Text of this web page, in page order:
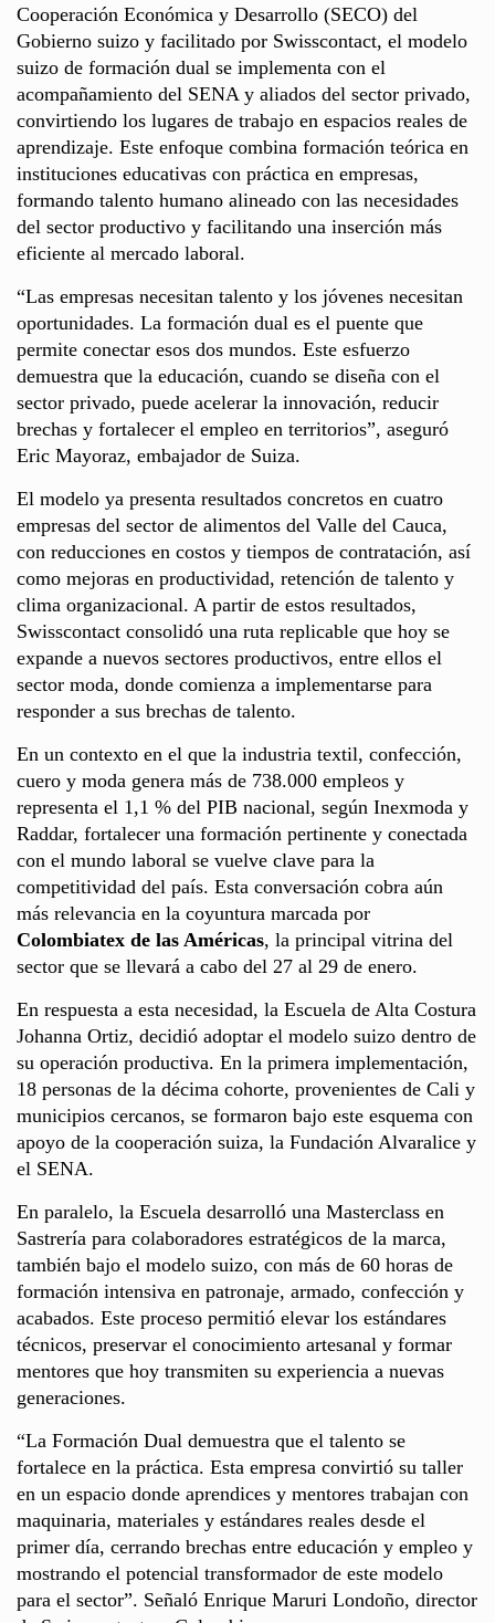
Cooperación Económica y Desarrollo (SECO) del
Gobierno suizo y facilitado por Swisscontact, el modelo
suizo de formación dual se implementa con el
acompañamiento del SENA y aliados del sector privado,
convirtiendo los lugares de trabajo en espacios reales de
aprendizaje. Este enfoque combina formación teórica en
instituciones educativas con práctica en empresas,
formando talento humano alineado con las necesidades
del sector productivo y facilitando una inserción más
eficiente al mercado laboral.
“Las empresas necesitan talento y los jóvenes necesitan
oportunidades. La formación dual es el puente que
permite conectar esos dos mundos. Este esfuerzo
demuestra que la educación, cuando se diseña con el
sector privado, puede acelerar la innovación, reducir
brechas y fortalecer el empleo en territorios”, aseguró
Eric Mayoraz, embajador de Suiza.
El modelo ya presenta resultados concretos en cuatro
empresas del sector de alimentos del Valle del Cauca,
con reducciones en costos y tiempos de contratación, así
como mejoras en productividad, retención de talento y
clima organizacional. A partir de estos resultados,
Swisscontact consolidó una ruta replicable que hoy se
expande a nuevos sectores productivos, entre ellos el
sector moda, donde comienza a implementarse para
responder a sus brechas de talento.
En un contexto en el que la industria textil, confección,
cuero y moda genera más de 738.000 empleos y
representa el 1,1 % del PIB nacional, según Inexmoda y
Raddar, fortalecer una formación pertinente y conectada
con el mundo laboral se vuelve clave para la
competitividad del país. Esta conversación cobra aún
más relevancia en la coyuntura marcada por
Colombiatex de las Américas, la principal vitrina del
sector que se llevará a cabo del 27 al 29 de enero.
En respuesta a esta necesidad, la Escuela de Alta Costura
Johanna Ortiz, decidió adoptar el modelo suizo dentro de
su operación productiva. En la primera implementación,
18 personas de la décima cohorte, provenientes de Cali y
municipios cercanos, se formaron bajo este esquema con
apoyo de la cooperación suiza, la Fundación Alvaralice y
el SENA.
En paralelo, la Escuela desarrolló una Masterclass en
Sastrería para colaboradores estratégicos de la marca,
también bajo el modelo suizo, con más de 60 horas de
formación intensiva en patronaje, armado, confección y
acabados. Este proceso permitió elevar los estándares
técnicos, preservar el conocimiento artesanal y formar
mentores que hoy transmiten su experiencia a nuevas
generaciones.
“La Formación Dual demuestra que el talento se
fortalece en la práctica. Esta empresa convirtió su taller
en un espacio donde aprendices y mentores trabajan con
maquinaria, materiales y estándares reales desde el
primer día, cerrando brechas entre educación y empleo y
mostrando el potencial transformador de este modelo
para el sector”. Señaló Enrique Maruri Londoño, director